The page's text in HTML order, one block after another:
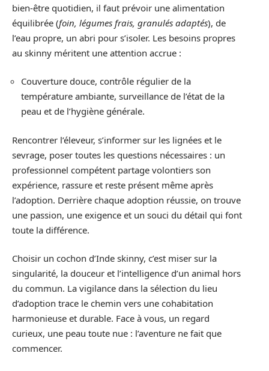
bien-être quotidien, il faut prévoir une alimentation
équilibrée (foin, légumes frais, granulés adaptés), de
l’eau propre, un abri pour s’isoler. Les besoins propres
au skinny méritent une attention accrue :
Couverture douce, contrôle régulier de la
température ambiante, surveillance de l’état de la
peau et de l’hygiène générale.
Rencontrer l’éleveur, s’informer sur les lignées et le
sevrage, poser toutes les questions nécessaires : un
professionnel compétent partage volontiers son
expérience, rassure et reste présent même après
l’adoption. Derrière chaque adoption réussie, on trouve
une passion, une exigence et un souci du détail qui font
toute la différence.
Choisir un cochon d’Inde skinny, c’est miser sur la
singularité, la douceur et l’intelligence d’un animal hors
du commun. La vigilance dans la sélection du lieu
d’adoption trace le chemin vers une cohabitation
harmonieuse et durable. Face à vous, un regard
curieux, une peau toute nue : l’aventure ne fait que
commencer.